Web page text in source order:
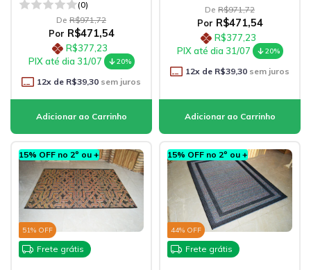
(0)
De R$971,72
Por R$471,54
R$377,23
PIX até dia 31/07
20%
12x de R$39,30 sem juros
De R$971,72
Por R$471,54
R$377,23
PIX até dia 31/07
20%
12x de R$39,30 sem juros
15% OFF no 2º ou +
51% OFF
Frete grátis
15% OFF no 2º ou +
44% OFF
Frete grátis